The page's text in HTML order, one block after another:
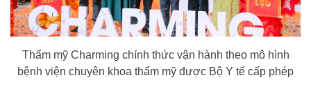
Thẩm mỹ Charming chính thức vận hành theo mô hình
bệnh viện chuyên khoa thẩm mỹ được Bộ Y tế cấp phép